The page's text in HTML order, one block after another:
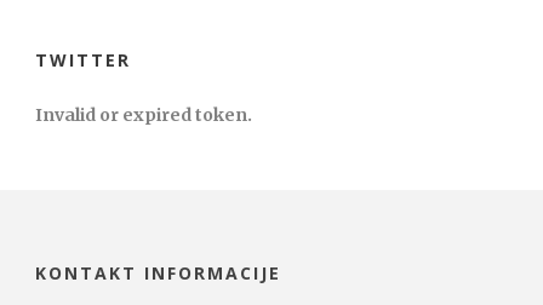
TWITTER
Invalid or expired token.
KONTAKT INFORMACIJE